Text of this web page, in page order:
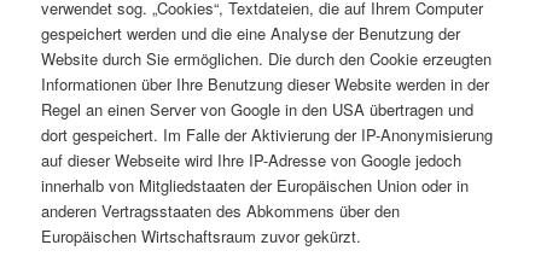
verwendet sog. „Cookies“, Textdateien, die auf Ihrem Computer
gespeichert werden und die eine Analyse der Benutzung der
Website durch Sie ermöglichen. Die durch den Cookie erzeugten
Informationen über Ihre Benutzung dieser Website werden in der
Regel an einen Server von Google in den USA übertragen und
dort gespeichert. Im Falle der Aktivierung der IP-Anonymisierung
auf dieser Webseite wird Ihre IP-Adresse von Google jedoch
innerhalb von Mitgliedstaaten der Europäischen Union oder in
anderen Vertragsstaaten des Abkommens über den
Europäischen Wirtschaftsraum zuvor gekürzt.